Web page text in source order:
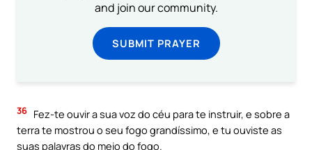
and join our community.
SUBMIT PRAYER
36 Fez-te ouvir a sua voz do céu para te instruir, e sobre a
terra te mostrou o seu fogo grandíssimo, e tu ouviste as
suas palavras do meio do fogo.